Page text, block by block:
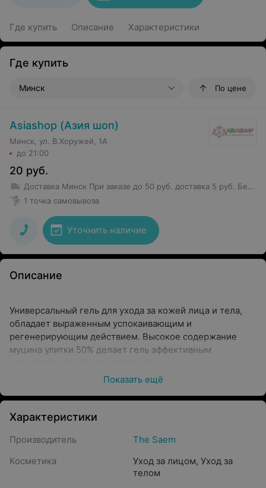
Где купить Описание Характеристики
Где купить
Минск По цене
Asiashop (Азия шоп)
Минск, ул. В.Хоружей, 1А
до 21:00
20 руб.
Доставка Минск При заказе до 50 руб. доставка 5 руб. Бесплатная доставка от 50 руб.
1 точка самовывоза
Уточнить наличие
Описание
Универсальный гель для ухода за кожей лица и тела,
обладает выраженным успокаивающим и
регенерирующим действием. Высокое содержание
муцина улитки 50% делает гель эффективным
Улиточная слизь – натуральный, созданный природой
комплекс лечебных и регенерирующих компонентов,
которые идеально воспринимаются кожей человека и
быстро усваиваются. В составе улиточного муцина
витамины, аминокислоты, коллаген, эластин,
Благодаря такому химическому составу улиточный
Показать ещё
Характеристики
Производитель
The Saem
Косметика
Уход за лицом, Уход за
телом